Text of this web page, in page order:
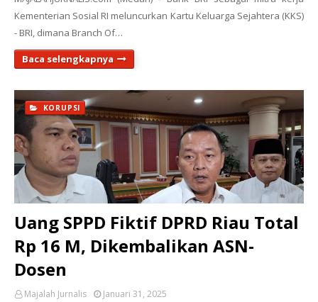
Kementerian Sosial RI meluncurkan Kartu Keluarga Sejahtera (KKS)
- BRI, dimana Branch Of…
Baca selengkapnya
KORUPSI
Uang SPPD Fiktif DPRD Riau Total
Rp 16 M, Dikembalikan ASN-
Dosen
Majalah Jurnalis Januari 31, 2025